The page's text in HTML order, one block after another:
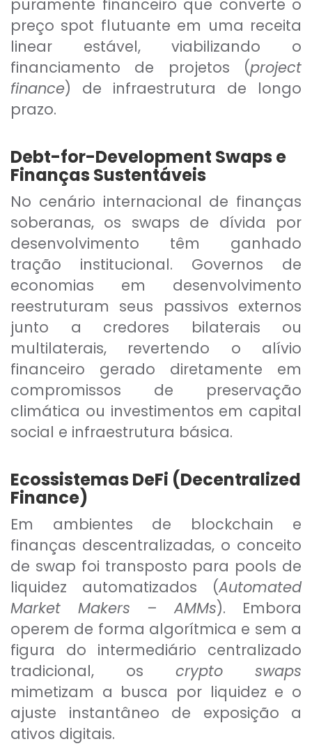
puramente financeiro que converte o
preço spot flutuante em uma receita
linear estável, viabilizando o
financiamento de projetos (project
finance) de infraestrutura de longo
prazo.
Debt-for-Development Swaps e
Finanças Sustentáveis
No cenário internacional de finanças
soberanas, os swaps de dívida por
desenvolvimento têm ganhado
tração institucional. Governos de
economias em desenvolvimento
reestruturam seus passivos externos
junto a credores bilaterais ou
multilaterais, revertendo o alívio
financeiro gerado diretamente em
compromissos de preservação
climática ou investimentos em capital
social e infraestrutura básica.
Ecossistemas DeFi (Decentralized
Finance)
Em ambientes de blockchain e
finanças descentralizadas, o conceito
de swap foi transposto para pools de
liquidez automatizados (Automated
Market Makers – AMMs). Embora
operem de forma algorítmica e sem a
figura do intermediário centralizado
tradicional, os crypto swaps
mimetizam a busca por liquidez e o
ajuste instantâneo de exposição a
ativos digitais.